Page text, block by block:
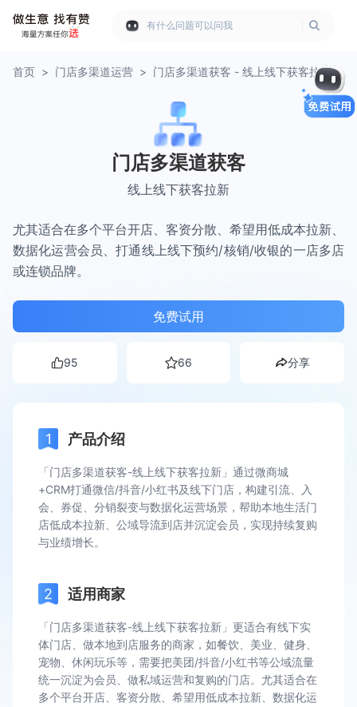
有什么问题可以问我
首页 > 门店多渠道运营 > 门店多渠道获客 - 线上线下获客拉新
门店多渠道获客
线上线下获客拉新
尤其适合在多个平台开店、客资分散、希望用低成本拉新、
数据化运营会员、打通线上线下预约/核销/收银的一店多店
或连锁品牌。
免费试用
95 66 分享
产品介绍
「门店多渠道获客-线上线下获客拉新」通过微商城
+CRM打通微信/抖音/小红书及线下门店，构建引流、入
会、券促、分销裂变与数据化运营场景，帮助本地生活门
店低成本拉新、公域导流到店并沉淀会员，实现持续复购
与业绩增长。
适用商家
「门店多渠道获客-线上线下获客拉新」更适合有线下实
体门店、做本地到店服务的商家，如餐饮、美业、健身、
宠物、休闲玩乐等，需要把美团/抖音/小红书等公域流量
统一沉淀为会员、做私域运营和复购的门店。尤其适合在
多个平台开店、客资分散、希望用低成本拉新、数据化运